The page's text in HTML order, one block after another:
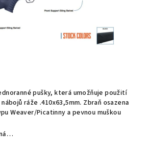
pušky, která umožňuje použití
ráže .410x63,5mm. Zbraň osazena
Weaver/Picatinny a pevnou muškou